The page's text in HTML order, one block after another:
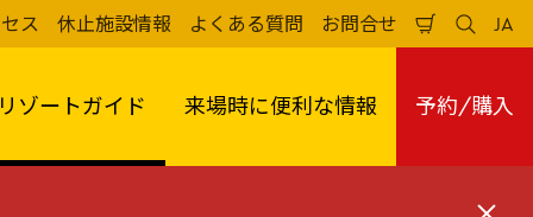
ス 休止施設情報 よくある質問 お問合せ
い
か
ご
検
索
る
JA
日
本
ゾートガイド 来場時に便利な情報 予約/購入